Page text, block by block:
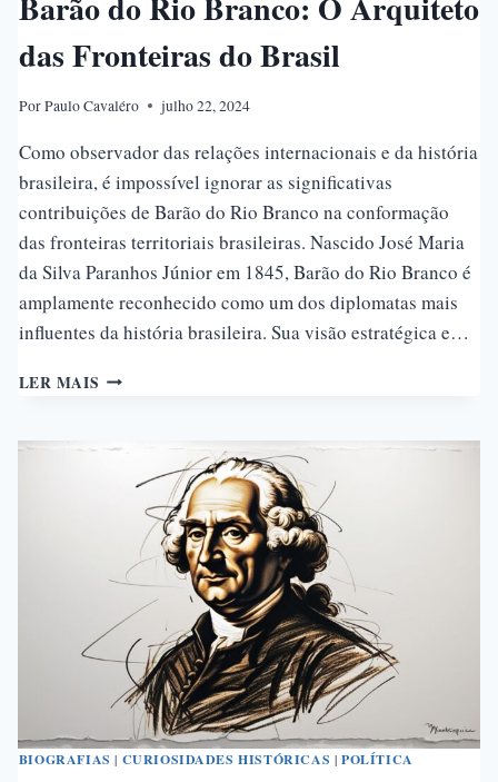
das Fronteiras do Brasil
PorPaulo Cavaléro julho 22, 2024
Como observador das relações internacionais e da história
brasileira, é impossível ignorar as significativas
contribuições de Barão do Rio Branco na conformação
das fronteiras territoriais brasileiras. Nascido José Maria
da Silva Paranhos Júnior em 1845, Barão do Rio Branco é
amplamente reconhecido como um dos diplomatas mais
influentes da história brasileira. Sua visão estratégica e…
LER MAIS BARÃO
BRANCO:
ARQUITETO
FRONTEIRAS
BRASIL
BIOGRAFIAS | CURIOSIDADES HISTÓRICAS |POLÍTICA